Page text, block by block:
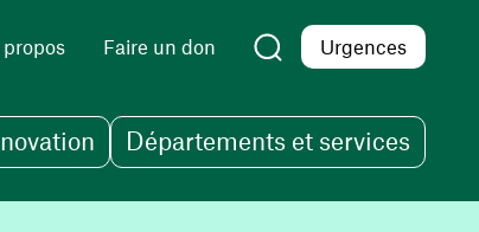
propos Faire un don Urgences
Départements et services